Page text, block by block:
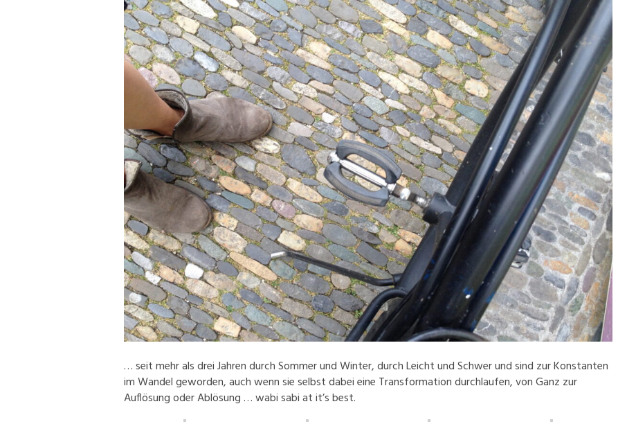
… seit mehr als drei Jahren durch Sommer und Winter, durch Leicht und Schwer und sind zur Konstanten
im Wandel geworden, auch wenn sie selbst dabei eine Transformation durchlaufen, von Ganz zur
Auflösung oder Ablösung … wabi sabi at it’s best.